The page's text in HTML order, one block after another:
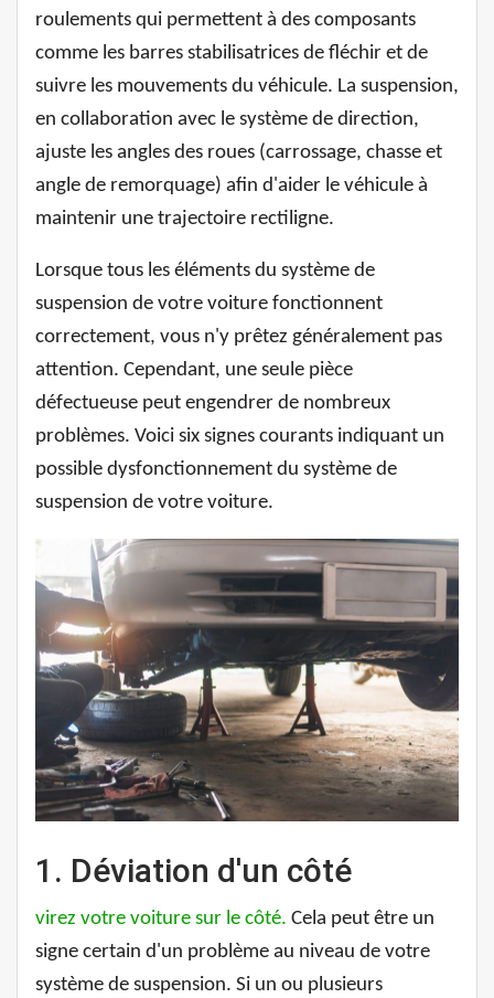
roulements qui permettent à des composants
comme les barres stabilisatrices de fléchir et de
suivre les mouvements du véhicule. La suspension,
en collaboration avec le système de direction,
ajuste les angles des roues (carrossage, chasse et
angle de remorquage) afin d'aider le véhicule à
maintenir une trajectoire rectiligne.
Lorsque tous les éléments du système de
suspension de votre voiture fonctionnent
correctement, vous n'y prêtez généralement pas
attention. Cependant, une seule pièce
défectueuse peut engendrer de nombreux
problèmes. Voici six signes courants indiquant un
possible dysfonctionnement du système de
suspension de votre voiture.
1. Déviation d'un côté
virez votre voiture sur le côté. Cela peut être un
signe certain d'un problème au niveau de votre
système de suspension. Si un ou plusieurs